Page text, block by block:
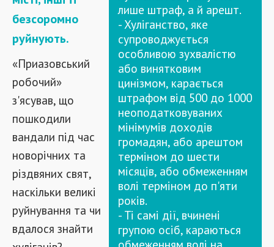
лише штраф, а й арешт.
- Хуліганство, яке
супроводжується
особливою зухвалістю
або винятковим
цинізмом, карається
штрафом від 500 до 1000
неоподатковуваних
мінімумів доходів
громадян, або арештом
терміном до шести
місяців, або обмеженням
волі терміном до п'яти
років.
- Ті самі дії, вчинені
групою осіб, караються
безсоромно
руйнують.
«Приазовський
робочий»
з'ясував, що
пошкодили
вандали під час
новорічних та
різдвяних свят,
наскільки великі
руйнування та чи
вдалося знайти